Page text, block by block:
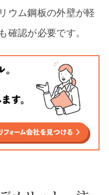
ウム鋼板の外壁が軽
確認が必要です。